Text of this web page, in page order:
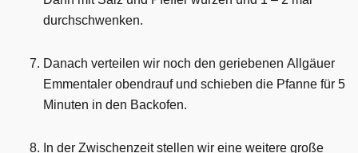
durchschwenken.
Danach verteilen wir noch den geriebenen Allgäuer
Emmentaler obendrauf und schieben die Pfanne für 5
Minuten in den Backofen.
In der Zwischenzeit stellen wir eine weitere große